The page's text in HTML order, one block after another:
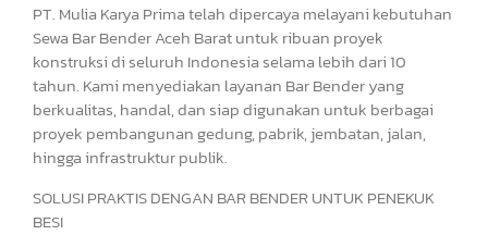
PT. Mulia Karya Prima telah dipercaya melayani kebutuhan
Sewa Bar Bender Aceh Barat untuk ribuan proyek
konstruksi di seluruh Indonesia selama lebih dari 10
tahun. Kami menyediakan layanan Bar Bender yang
berkualitas, handal, dan siap digunakan untuk berbagai
proyek pembangunan gedung, pabrik, jembatan, jalan,
hingga infrastruktur publik.
SOLUSI PRAKTIS DENGAN BAR BENDER UNTUK PENEKUK
BESI